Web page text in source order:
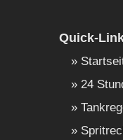
Quick-
24